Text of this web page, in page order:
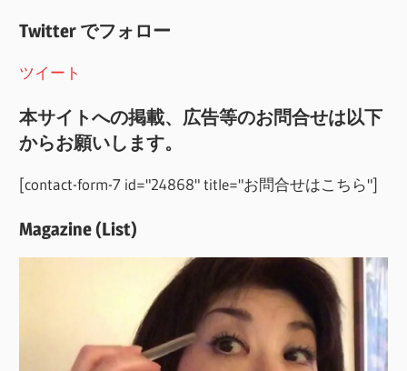
Twitter でフォロー
ツイート
本サイトへの掲載、広告等のお問合せは以下
からお願いします。
[contact-form-7 id="24868" title="お問合せはこちら"]
Magazine (List)